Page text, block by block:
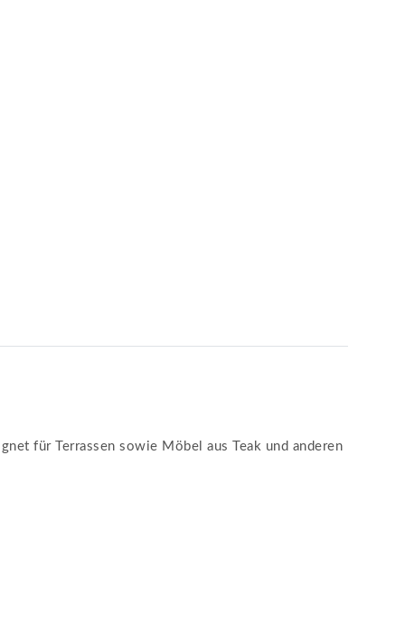
für Terrassen sowie Möbel aus Teak und anderen